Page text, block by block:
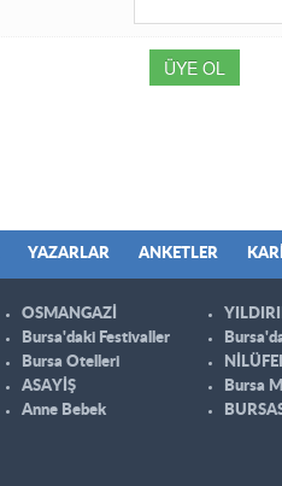
ÜYE OL
YAZARLAR ANKETLER
OSMANGAZİ
Bursa'daki Festivaller
Bursa Otelleri
ASAYİŞ
Anne Bebek
Bursa